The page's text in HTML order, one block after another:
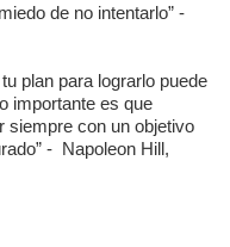
de no intentarlo” -
plan para lograrlo puede
importante es que
siempre con un objetivo
- Napoleon Hill,